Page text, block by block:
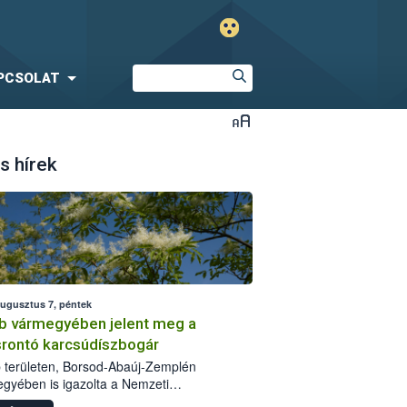
hírek
7, péntek
vármegyében jelent meg a
karcsúdíszbogár
területen, Borsod-Abaúj-Zemplén
is igazolta a Nemzeti
biztonsági Hivatal (Nébih) a